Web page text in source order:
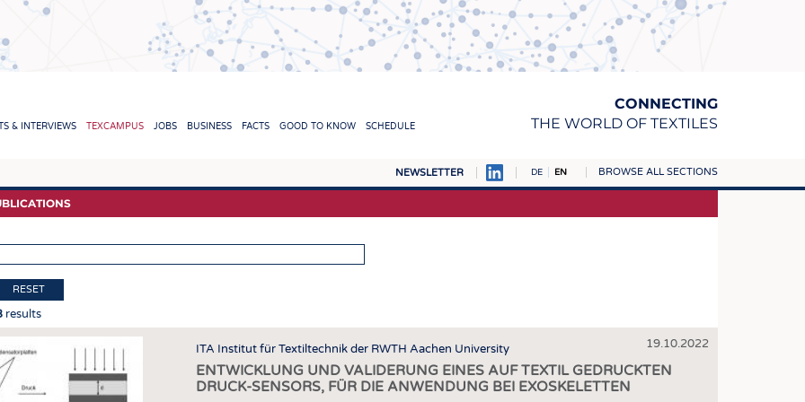
CONNECTING
THE WORLD OF TEXTILES
& INTERVIEWS TEXCAMPUS JOBS BUSINESS FACTS GOOD TO KNOW SCHEDULE
NEWSLETTER DE EN BROWSE ALL SECTIONS
KNITTINGS
NONWOVENS
RESET
results
19.10.2022
ITA Institut für Textiltechnik der RWTH Aachen University
ENTWICKLUNG UND VALIDERUNG EINES AUF TEXTIL GEDRUCKTEN
DRUCK-SENSORS, FÜR DIE ANWENDUNG BEI EXOSKELETTEN